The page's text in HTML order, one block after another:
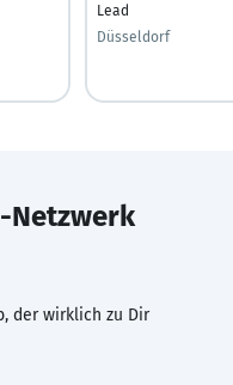
Lead
Düsseldorf
Netzwerk
der wirklich zu Dir